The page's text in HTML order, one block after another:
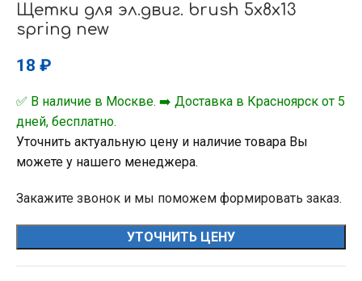
Щетки для эл.двиг. brush 5x8x13
spring new
18 ₽
✅ В наличие в Москве. ➡️ Доставка в Красноярск от 5
дней, бесплатно.
Уточнить актуальную цену и наличие товара Вы
можете у нашего менеджера.
Закажите звонок и мы поможем формировать заказ.
УТОЧНИТЬ ЦЕНУ